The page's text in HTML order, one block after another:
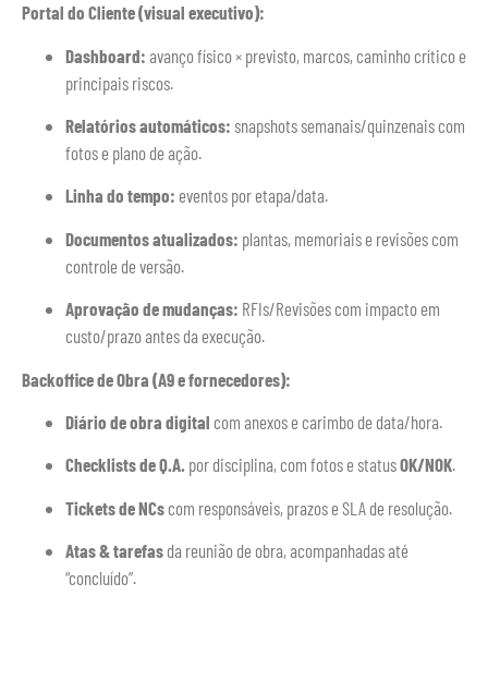
Portal do Cliente (visual executivo):
Dashboard: avanço físico × previsto, marcos, caminho crítico e
principais riscos.
Relatórios automáticos: snapshots semanais/quinzenais com
fotos e plano de ação.
Linha do tempo: eventos por etapa/data.
Documentos atualizados: plantas, memoriais e revisões com
controle de versão.
Aprovação de mudanças: RFIs/Revisões com impacto em
custo/prazo antes da execução.
Backoffice de Obra (A9 e fornecedores):
Diário de obra digital com anexos e carimbo de data/hora.
Checklists de Q.A. por disciplina, com fotos e statusOK/NOK.
Tickets de NCs com responsáveis, prazos e SLA de resolução.
Atas & tarefas da reunião de obra, acompanhadas até
“concluído”.